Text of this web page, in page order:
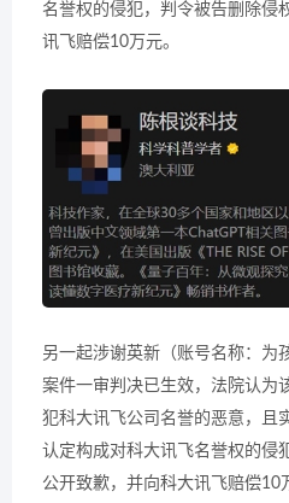
名誉权的侵犯，判令被告删除侵
讯飞赔偿10万元。
另一起涉谢英新（账号名称：为
案件一审判决已生效，法院认为
犯科大讯飞公司名誉的恶意，且
认定构成对科大讯飞名誉权的侵
公开致歉，并向科大讯飞赔偿10